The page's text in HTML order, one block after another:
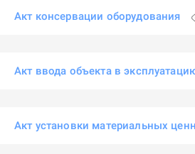
Акт консервации оборудования
Акт ввода объекта в
Акт установки материальных